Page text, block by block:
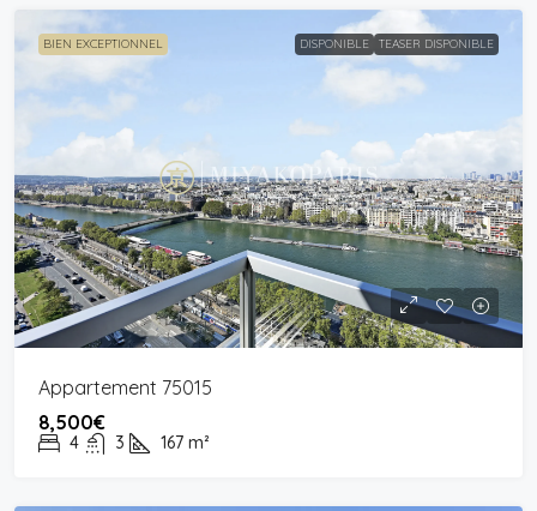
BIEN EXCEPTIONNEL DISPONIBLE TEASER DISPONIBLE
Appartement 75015
8,500€
4 3 167 m²